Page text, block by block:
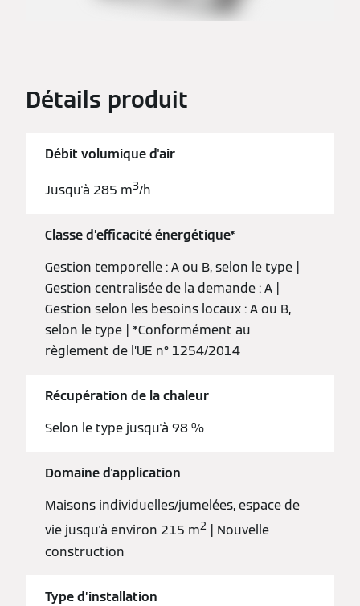
Détails produit
Débit volumique d'air
Jusqu'à 285 m3/h
Classe d’efficacité énergétique*
Gestion temporelle : A ou B, selon le type |
Gestion centralisée de la demande : A |
Gestion selon les besoins locaux : A ou B,
selon le type | *Conformément au
règlement de l’UE n° 1254/2014
Récupération de la chaleur
Selon le type jusqu'à 98 %
Domaine d'application
Maisons individuelles/jumelées, espace de
vie jusqu'à environ 215 m2
| Nouvelle
construction
Type d’installation